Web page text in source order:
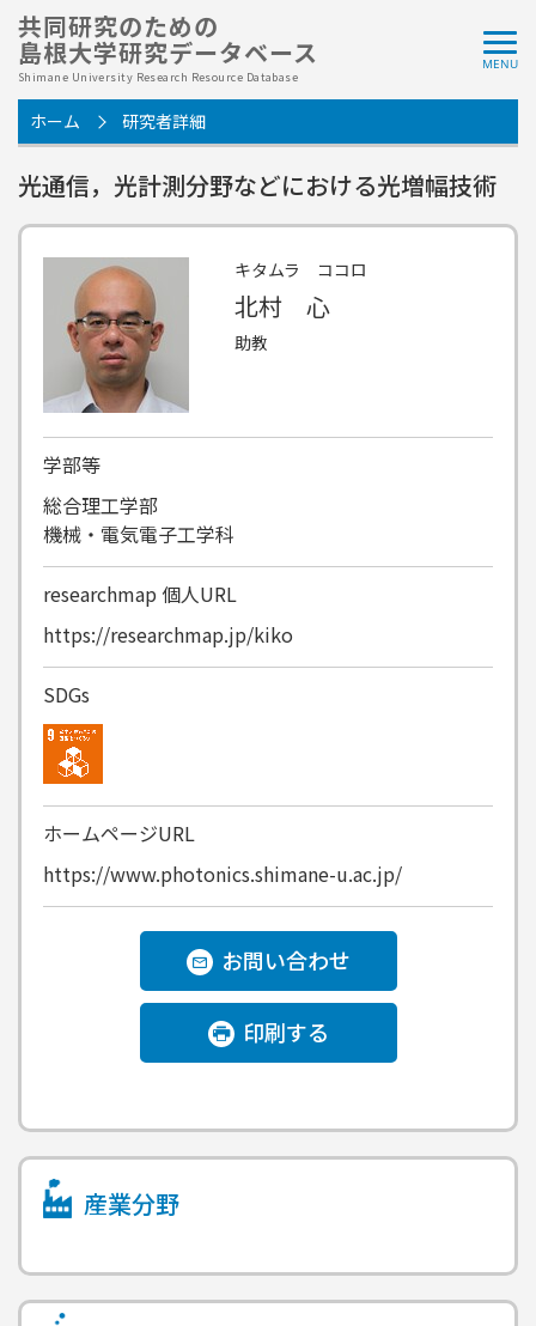
共同研究のための
島根大学研究データベース
Shimane University Research Resource Database
ホーム 研究者詳細
光通信，光計測分野などにおける光増幅技術
キタムラ ココロ
北村 心
助教
学部等
総合理工学部
機械・電気電子工学科
researchmap 個人URL
https://researchmap.jp/kiko
SDGs
ホームページURL
https://www.photonics.shimane-u.ac.jp/
お問い合わせ
印刷する
産業分野